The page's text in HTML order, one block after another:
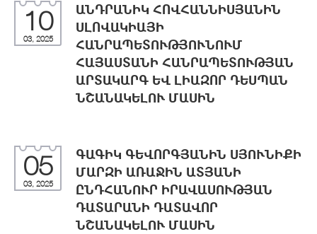
10
03, 2025
ԱՆԴՐԱՆԻԿ ՀՈՎՀԱՆՆԻՍՅԱՆԻՆ
ՍԼՈՎԱԿԻԱՅԻ
ՀԱՆՐԱՊԵՏՈՒԹՅՈՒՆՈՒՄ
ՀԱՅԱՍՏԱՆԻ ՀԱՆՐԱՊԵՏՈՒԹՅԱՆ
ԱՐՏԱԿԱՐԳ ԵՎ ԼԻԱԶՈՐ ԴԵՍՊԱՆ
ՆՇԱՆԱԿԵԼՈՒ ՄԱՍԻՆ
05
03, 2025
ԳԱԳԻԿ ԳԵՎՈՐԳՅԱՆԻՆ ՍՅՈՒՆԻՔԻ
ՄԱՐԶԻ ԱՌԱՋԻՆ ԱՏՅԱՆԻ
ԸՆԴՀԱՆՈՒՐ ԻՐԱՎԱՍՈՒԹՅԱՆ
ԴԱՏԱՐԱՆԻ ԴԱՏԱՎՈՐ
ՆՇԱՆԱԿԵԼՈՒ ՄԱՍԻՆ